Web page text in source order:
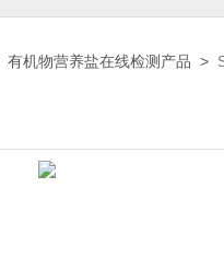
有机物营养盐在线检测产品 >